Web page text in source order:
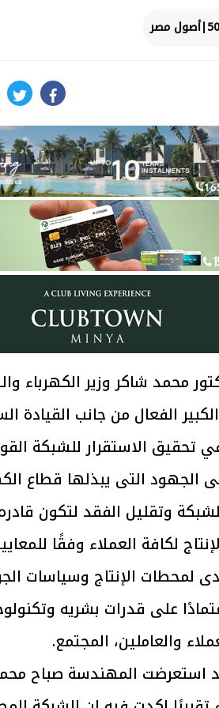
مصر
facebook
محمد شاكر وزير الكهرباء
الفعال من جانب
تحقيق الاستقرار للشبكة
الجهود التى يبذلها قطاع
وتقليل الفقد لتكون
لكافة العملاء وفقًا
لمحطات الإنتاج وسياسات
على قدرات بشريه
والعاملين، المجتمع.
استعرضت المهندسة صباح